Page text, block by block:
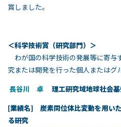
賞しました。
＜科学技術賞（研究部門）＞
わが国の科学技術の発展等に寄与
究または開発を行った個人またはグ
長谷川 卓 理工研究域地球社会
[業績名] 炭素同位体比変動を用い
る研究